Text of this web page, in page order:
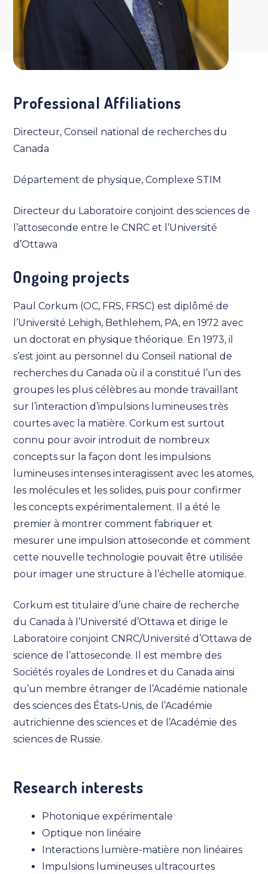
Professional Affiliations
Directeur, Conseil national de recherches du
Canada
Département de physique, Complexe STIM
Directeur du Laboratoire conjoint des sciences de
l’attoseconde entre le CNRC et l’Université
d’Ottawa
Ongoing projects
Paul Corkum (OC, FRS, FRSC) est diplômé de
l’Université Lehigh, Bethlehem, PA, en 1972 avec
un doctorat en physique théorique. En 1973, il
s’est joint au personnel du Conseil national de
recherches du Canada où il a constitué l’un des
groupes les plus célèbres au monde travaillant
sur l’interaction d’impulsions lumineuses très
courtes avec la matière. Corkum est surtout
connu pour avoir introduit de nombreux
concepts sur la façon dont les impulsions
lumineuses intenses interagissent avec les atomes,
les molécules et les solides, puis pour confirmer
les concepts expérimentalement. Il a été le
premier à montrer comment fabriquer et
mesurer une impulsion attoseconde et comment
cette nouvelle technologie pouvait être utilisée
pour imager une structure à l’échelle atomique.
Corkum est titulaire d’une chaire de recherche
du Canada à l’Université d’Ottawa et dirige le
Laboratoire conjoint CNRC/Université d’Ottawa de
science de l’attoseconde. Il est membre des
Sociétés royales de Londres et du Canada ainsi
qu’un membre étranger de l’Académie nationale
des sciences des États-Unis, de l’Académie
autrichienne des sciences et de l’Académie des
sciences de Russie.
Research interests
Photonique expérimentale
Optique non linéaire
Interactions lumière-matière non linéaires
Impulsions lumineuses ultracourtes